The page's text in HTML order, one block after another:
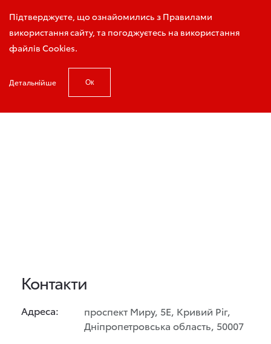
Підтверджуєте, що ознайомились з Правилами
використання сайту, та погоджуєтесь на використання
файлів Cookies.
Детальнійше Ок
Запис на тест-драйв
Головна Колектив та контакти
Контакти
Адреса:
проспект Миру, 5Е, Кривий Ріг,
Дніпропетровська область, 50007